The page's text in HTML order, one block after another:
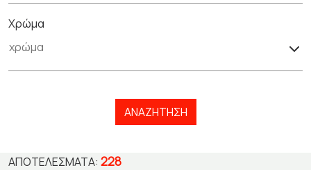
Χρώμα
ΑΝΑΖΉΤΗΣΗ
ΑΠΟΤΕΛΈΣΜΑΤΑ: 228